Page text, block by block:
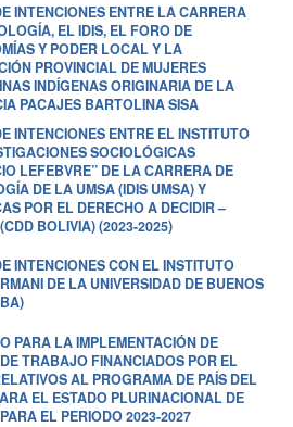
INTENCIONES ENTRE LA CARRERA
EL IDIS, EL FORO DE
Y PODER LOCAL Y LA
PROVINCIAL DE MUJERES
INDÍGENAS ORIGINARIA DE LA
PACAJES BARTOLINA SISA
INTENCIONES ENTRE EL INSTITUTO
SOCIOLÓGICAS
LEFEBVRE” DE LA CARRERA DE
DE LA UMSA (IDIS UMSA) Y
POR EL DERECHO A DECIDIR –
BOLIVIA) (2023-2025)
INTENCIONES CON EL INSTITUTO
DE LA UNIVERSIDAD DE BUENOS
PARA LA IMPLEMENTACIÓN DE
TRABAJO FINANCIADOS POR EL
AL PROGRAMA DE PAÍS DEL
EL ESTADO PLURINACIONAL DE
EL PERIODO 2023-2027